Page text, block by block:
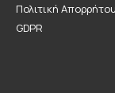
Πολιτική
GDPR